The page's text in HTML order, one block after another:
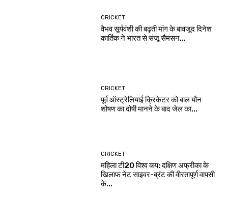
CRICKET
वैभव सूर्यवंशी की बढ़ती मांग के बावजूद दिनेश
कार्तिक ने भारत से संजू सैमसन...
CRICKET
पूर्व ऑस्ट्रेलियाई क्रिकेटर को बाल यौन
शोषण का दोषी मानने के बाद जेल का...
CRICKET
महिला टी20 विश्व कप: दक्षिण अफ्रीका के
खिलाफ नेट साइवर-ब्रंट की वीरतापूर्ण वापसी
के...